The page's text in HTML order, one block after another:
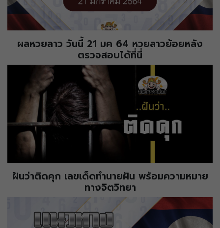
ผลหวยลาว วันนี้ 21 มค 64 หวยลาวย้อยหลัง
ตรวจสอบได้ที่นี่
ฝันว่าติดคุก เลขเด็ดทำนายฝัน พร้อมความหมาย
ทางจิตวิทยา